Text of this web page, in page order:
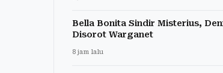
Bella Bonita Sindir Misterius,
Disorot Warganet
8 jam lalu